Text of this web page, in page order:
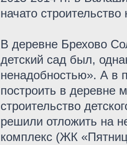
начато строительство
В деревне Брехово
детский сад был,
ненадобностью». А в
построить в деревне
строительство
решили отложить на
комплекс (ЖК